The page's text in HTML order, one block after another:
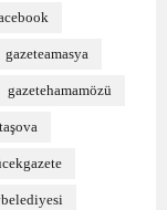
gazeteamasya
gazetehamamözü